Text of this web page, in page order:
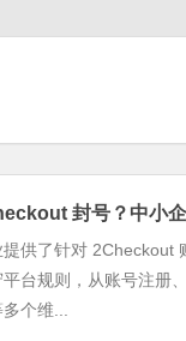
封号？中小
供了针对 2Checkout
台规则，从账号注册
个维...